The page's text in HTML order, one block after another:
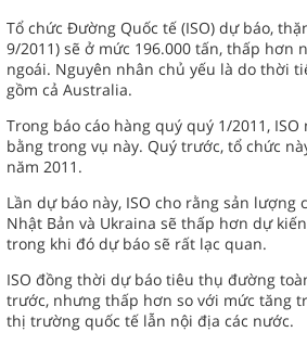
Tổ chức Đường Quốc tế (ISO) dự báo,
9/2011) sẽ ở mức 196.000 tấn, thấp
ngoái. Nguyên nhân chủ yếu là do thời
gồm cả Australia.
Trong báo cáo hàng quý quý 1/2011,
bằng trong vụ này. Quý trước, tổ chức
năm 2011.
Lần dự báo này, ISO cho rằng sản
Nhật Bản và Ukraina sẽ thấp hơn dự
trong khi đó dự báo sẽ rất lạc quan.
ISO đồng thời dự báo tiêu thụ đường
trước, nhưng thấp hơn so với mức tăng
thị trường quốc tế lẫn nội địa các nước.